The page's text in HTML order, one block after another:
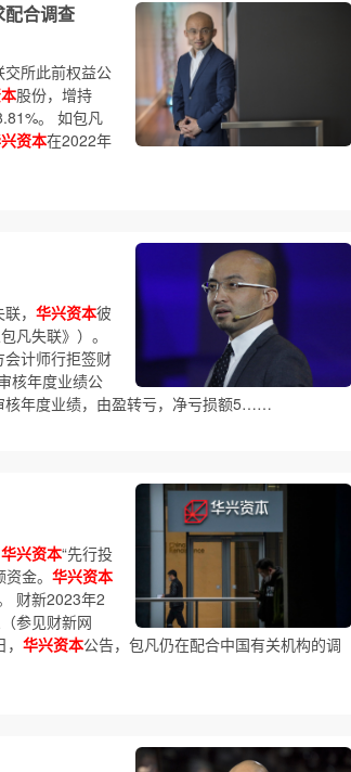
合调查
交所此前权益公
股份，增持
。 如包凡
资本在2022年
， 华兴资本彼
凡失联》）。
会计师行拒签财
核年度业绩公
核年度业绩，由盈转亏，净亏损额5……
华兴资本“先行投
金。 华兴资本
财新2023年2
参见财新网
华兴资本公告，包凡仍在配合中国有关机构的调